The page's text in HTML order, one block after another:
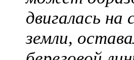
двигалась на
земли,